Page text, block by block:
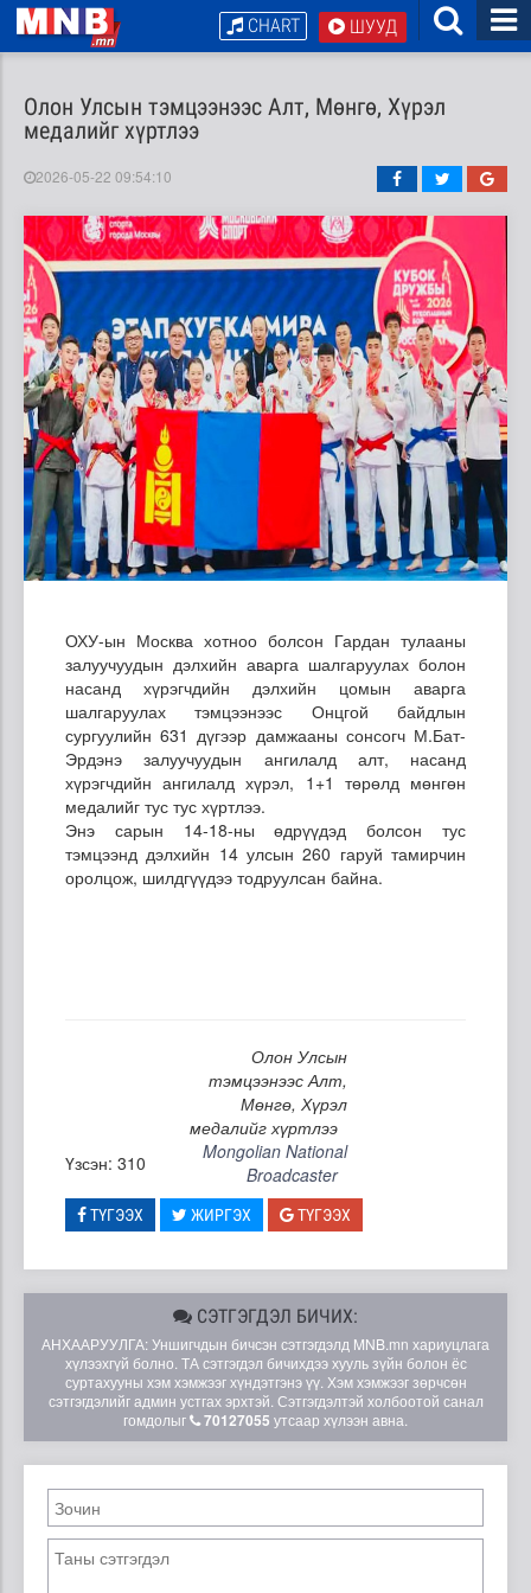
ШУУД
CHART
Олон Улсын тэмцээнээс Алт, Мөнгө, Хүрэл
медалийг хүртлээ
2026-05-22 09:54:10
ОХУ-ын Москва хотноо болсон Гардан тулааны
залуучуудын дэлхийн аварга шалгаруулах болон
насанд хүрэгчдийн дэлхийн цомын аварга
шалгаруулах тэмцээнээс Онцгой байдлын
сургуулийн 631 дүгээр дамжааны сонсогч М.Бат-
Эрдэнэ залуучуудын ангилалд алт, насанд
хүрэгчдийн ангилалд хүрэл, 1+1 төрөлд мөнгөн
медалийг тус тус хүртлээ.
Энэ сарын 14-18-ны өдрүүдэд болсон тус
тэмцээнд дэлхийн 14 улсын 260 гаруй тамирчин
оролцож, шилдгүүдээ тодруулсан байна.
Олон Улсын
тэмцээнээс Алт,
Мөнгө, Хүрэл
медалийг хүртлээ
Үзсэн: 310
Mongolian National
Broadcaster
ТҮГЭЭХ ЖИРГЭХ ТҮГЭЭХ
СЭТГЭГДЭЛ БИЧИХ:
АНХААРУУЛГА: Уншигчдын бичсэн сэтгэгдэлд MNB.mn хариуцлага
хүлээхгүй болно. ТА сэтгэгдэл бичихдээ хууль зүйн болон ёс
суртахууны хэм хэмжээг хүндэтгэнэ үү. Хэм хэмжээг зөрчсөн
сэтгэгдэлийг админ устгах эрхтэй. Сэтгэгдэлтэй холбоотой санал
гомдолыг
70127055 утсаар хүлээн авна.